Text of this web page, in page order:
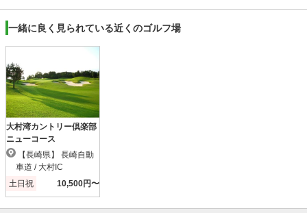
一緒に良く見られている近くのゴルフ場
大村湾カントリー倶楽部
ニューコース
車道 / 大村IC
土日祝
10,500円〜